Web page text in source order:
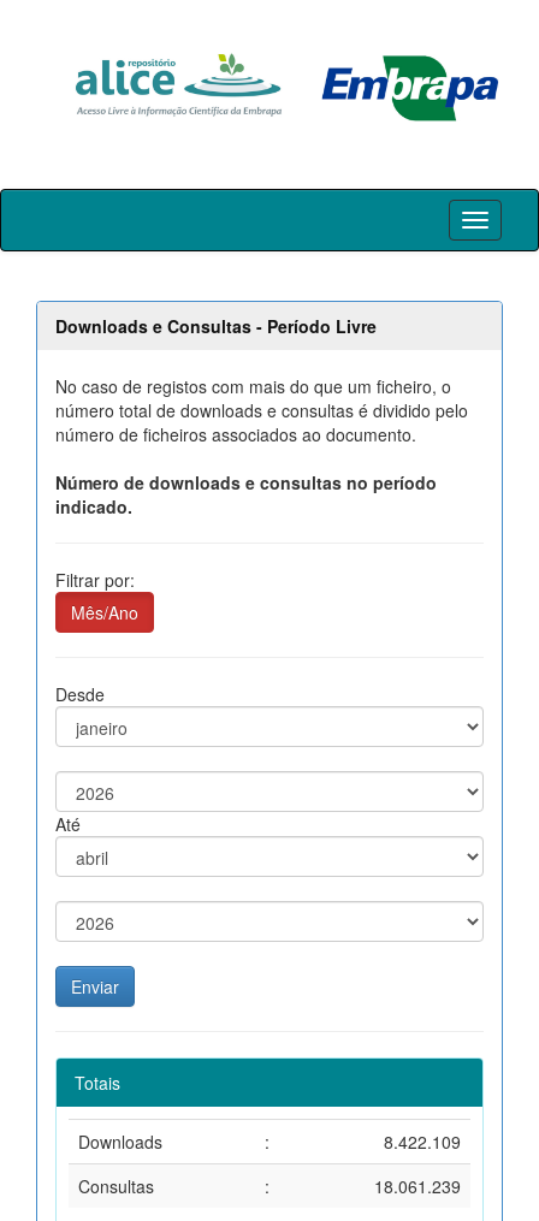
Skip
Downloads e Consultas - Período Livre
No caso de registos com mais do que um ficheiro, o
número total de downloads e consultas é dividido pelo
número de ficheiros associados ao documento.
Número de downloads e consultas no período
indicado.
Filtrar por:
Mês/Ano
Desde
Até
Totais
Downloads :
8.422.109
Consultas
: 18.061.239